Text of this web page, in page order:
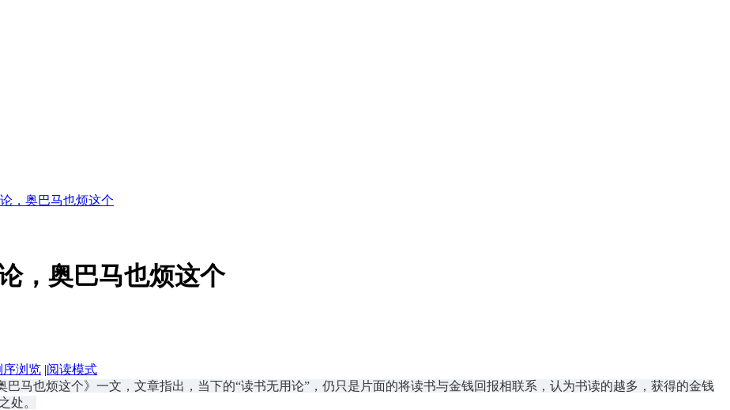
，奥巴马也烦这个
，奥巴马也烦这个
序浏览 |阅读模式
巴马也烦这个》一文，文章指出，当下的“读书无用论”，仍只是片面的将读书与金钱回报相联系，认为书读的越多，获得的金钱
处。